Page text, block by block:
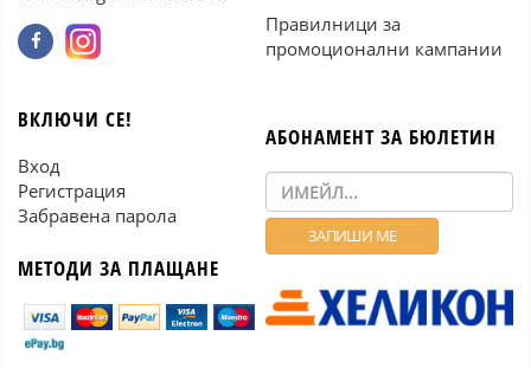
Правилници за
промоционални кампании
ВКЛЮЧИ СЕ!
Вход
Регистрация
Забравена парола
МЕТОДИ ЗА ПЛАЩАНЕ
АБОНАМЕНТ ЗА БЮЛЕТИН